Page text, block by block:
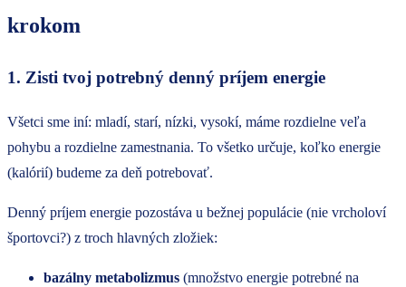
krokom
1. Zisti tvoj potrebný denný príjem energie
Všetci sme iní: mladí, starí, nízki, vysokí, máme rozdielne veľa
pohybu a rozdielne zamestnania. To všetko určuje, koľko energie
(kalórií) budeme za deň potrebovať.
Denný príjem energie pozostáva u bežnej populácie (nie vrcholoví
športovci?) z troch hlavných zložiek:
bazálny metabolizmus (množstvo energie potrebné na